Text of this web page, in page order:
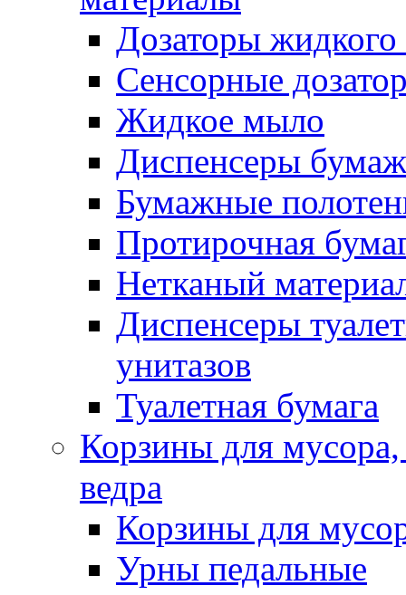
Дозаторы
Сенсорные
Жидкое мыло
Диспенсеры
Бумажные
Протирочная
Нетканый
Диспенсеры
унитазов
Туалетная бумага
Корзины для
ведра
Корзины для
Урны педальные